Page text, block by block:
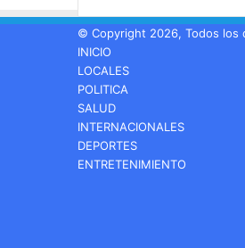
© Copyright 2026, Todos
INICIO
LOCALES
POLITICA
SALUD
INTERNACIONALES
DEPORTES
ENTRETENIMIENTO